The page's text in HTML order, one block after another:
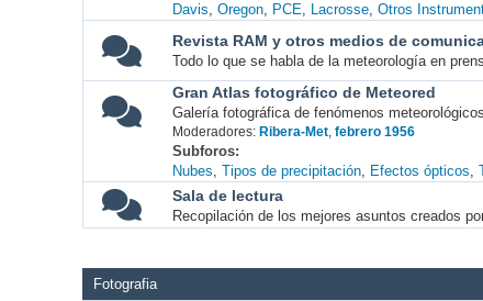
Davis Oregon PCE Lacrosse Otros
Revista RAM y otros medios de
Todo lo que se habla de la meteorología en
Gran Atlas fotográfico de Meteored
Galería fotográfica de fenómenos
Moderadores: Ribera-Met, febrero 1956
Subforos
Nubes Tipos de precipitación Efectos ópticos
Sala de lectura
Recopilación de los mejores asuntos creados
Fotografia